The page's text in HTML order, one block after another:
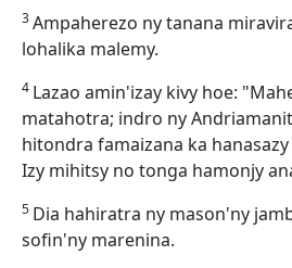
3Ampaherezo ny tanana
lohalika malemy.
4 Lazao amin'izay kivy hoe:
matahotra; indro ny
hitondra famaizana ka
Izy mihitsy no tonga hamonjy
5 Dia hahiratra ny mason'ny
sofin'ny marenina.